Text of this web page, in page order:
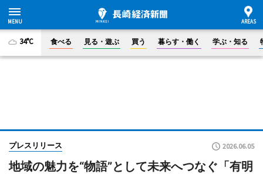
34°C 食べる 見る・遊ぶ 買う 暮らす・働く 学ぶ・知る
プレスリリース 2026.06.05
地域の魅力を“物語”として未来へつなぐ「有明